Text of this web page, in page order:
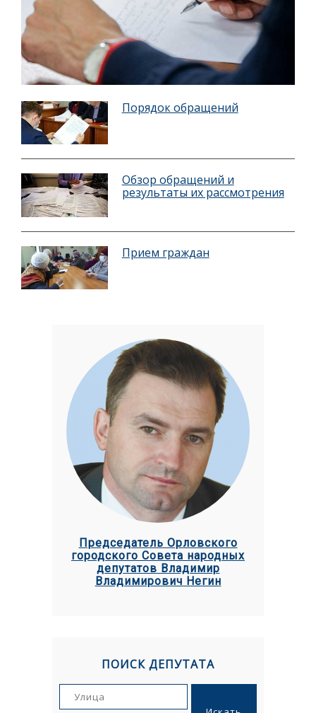
Порядок обращений
Обзор обращений и
результаты их рассмотрения
Прием граждан
Председатель Орловского
городского Совета народных
депутатов Владимир
Владимирович Негин
ПОИСК ДЕПУТАТА